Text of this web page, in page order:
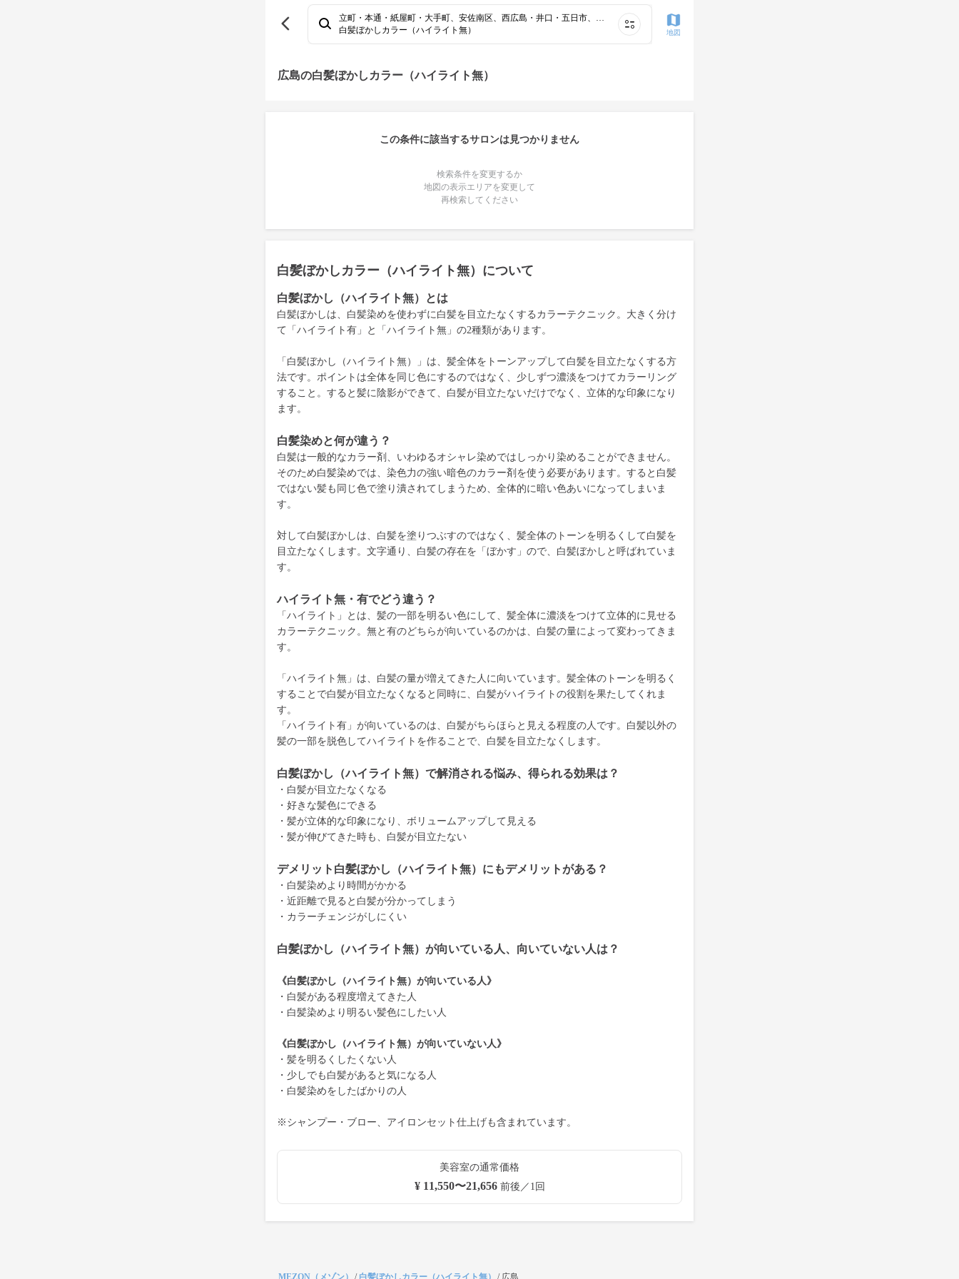
白髪ぼかしカラー（ハイライト無）
地図
広島の白髪ぼかしカラー（ハイライト無）
この条件に該当するサロンは見つかりません
検索条件を変更するか
地図の表示エリアを変更して
再検索してください
白髪ぼかしカラー（ハイライト無）について
白髪ぼかし（ハイライト無）とは
白髪ぼかしは、白髪染めを使わずに白髪を目立たなくするカラーテクニック。大きく分け
て「ハイライト有」と「ハイライト無」の2種類があります。
「白髪ぼかし（ハイライト無）」は、髪全体をトーンアップして白髪を目立たなくする方
法です。ポイントは全体を同じ色にするのではなく、少しずつ濃淡をつけてカラーリング
すること。すると髪に陰影ができて、白髪が目立たないだけでなく、立体的な印象になり
ます。
白髪染めと何が違う？
白髪は一般的なカラー剤、いわゆるオシャレ染めではしっかり染めることができません。
そのため白髪染めでは、染色力の強い暗色のカラー剤を使う必要があります。すると白髪
ではない髪も同じ色で塗り潰されてしまうため、全体的に暗い色あいになってしまいま
す。
対して白髪ぼかしは、白髪を塗りつぶすのではなく、髪全体のトーンを明るくして白髪を
目立たなくします。文字通り、白髪の存在を「ぼかす」ので、白髪ぼかしと呼ばれていま
す。
ハイライト無・有でどう違う？
「ハイライト」とは、髪の一部を明るい色にして、髪全体に濃淡をつけて立体的に見せる
カラーテクニック。無と有のどちらが向いているのかは、白髪の量によって変わってきま
す。
「ハイライト無」は、白髪の量が増えてきた人に向いています。髪全体のトーンを明るく
することで白髪が目立たなくなると同時に、白髪がハイライトの役割を果たしてくれま
す。
「ハイライト有」が向いているのは、白髪がちらほらと見える程度の人です。白髪以外の
髪の一部を脱色してハイライトを作ることで、白髪を目立たなくします。
白髪ぼかし（ハイライト無）で解消される悩み、得られる効果は？
・白髪が目立たなくなる
・好きな髪色にできる
・髪が立体的な印象になり、ボリュームアップして見える
・髪が伸びてきた時も、白髪が目立たない
デメリット白髪ぼかし（ハイライト無）にもデメリットがある？
・白髪染めより時間がかかる
・近距離で見ると白髪が分かってしまう
・カラーチェンジがしにくい
白髪ぼかし（ハイライト無）が向いている人、向いていない人は？
《白髪ぼかし（ハイライト無）が向いている人》
・白髪がある程度増えてきた人
・白髪染めより明るい髪色にしたい人
《白髪ぼかし（ハイライト無）が向いていない人》
・髪を明るくしたくない人
・少しでも白髪があると気になる人
・白髪染めをしたばかりの人
※シャンプー・ブロー、アイロンセット仕上げも含まれています。
美容室の通常価格
¥ 11,550〜21,656前後／1回
MEZON（メゾン） / 白髪ぼかしカラー（ハイライト無） / 広島